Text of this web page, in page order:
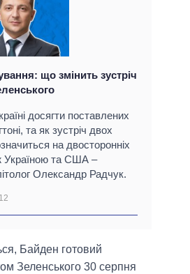
що змінить зустріч
досягти поставлених
та як зустріч двох
на двосторонніх
Україною та США ‒
Олександр Радчук.
Байден готовий
Зеленського 30 серпня